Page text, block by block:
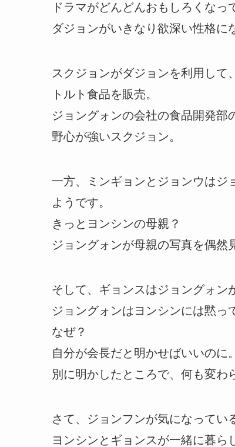
ドラマがどんどんおもしろくなっ
ダジョンがいきなり欲深い性格に
スクジョンがダジョンを利用して
トルト食品を販売。
ジョングォンの会社の食品開発部
野心が強いスクジョン。
一方、ミンギョンとジョンウはジ
ようです。
きっとヨンシンの母親？
ジョングォンが母親の写真を偶
そして、ギョンスはジョングォン
ジョングォンはヨンシンには黙っ
なぜ？
自分が会長だと明かせばいいのに。
別に明かしたところで、何も変わ
さて、ジョンフンが気になってい
ヨンシンとギョンスが一緒に暮ら